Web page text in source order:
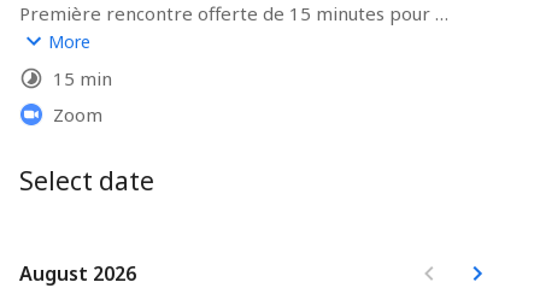
Première rencontre offerte de 15 minutes pour
éventuellement t'assurer que c'est la bonne option pour
toi et mettre en place ton accompagnement
More
15 min
Zoom
Select date
August 2026
August 2026